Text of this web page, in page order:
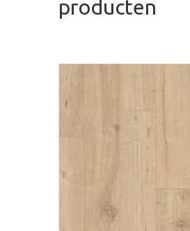
producten